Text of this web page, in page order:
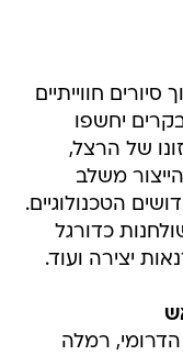
חוגגת 90 ותערוך סיורים חווייתיים
יחשפו
של הרצל,
משלב
הטכנולוגיים.
כדורגל
יצירה ועוד.
רמלה